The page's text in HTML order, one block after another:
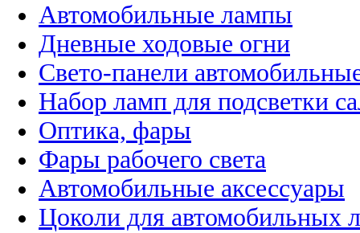
Автомобильные лампы
Дневные ходовые огни
Свето-панели
Набор ламп для подсветки
Оптика, фары
Фары рабочего света
Автомобильные аксессуары
Цоколи для автомобильных